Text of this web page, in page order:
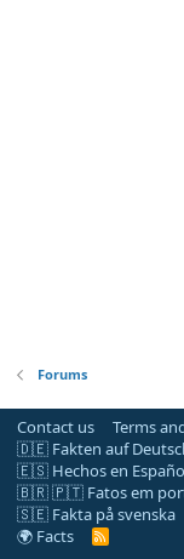
Forums
Contact us Terms
🇩🇪 Fakten auf
🇪🇸 Hechos en
🇧🇷 🇵🇹 Fatos em
🇸🇪 Fakta på svenska
🌍 Facts
R